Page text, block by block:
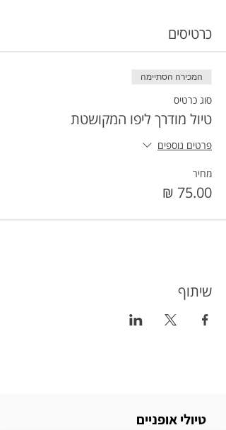
כרטיסים
המכירה הסתיימה
סוג כרטיס
טיול מודרך ליפו המקושטת
פרטים נוספים
מחיר
שיתוף
טיולי אופניים